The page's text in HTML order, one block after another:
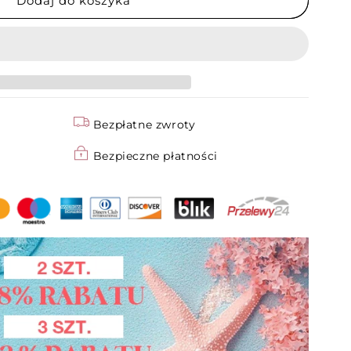
Bezpłatne zwroty
Bezpieczne płatności